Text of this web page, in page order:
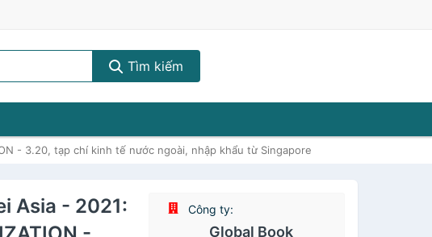
Tìm kiếm
- 3.20, tạp chí kinh tế nước ngoài, nhập khẩu từ Singapore
Asia - 2021:
Công ty:
Global Book